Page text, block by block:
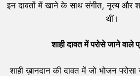
इन दावतों में खाने के साथ संगीत, नृत्य और
थीं।
शाही दावत में परोसे जाने वाले
शाही ख़ानदान की दावत में जो भोजन